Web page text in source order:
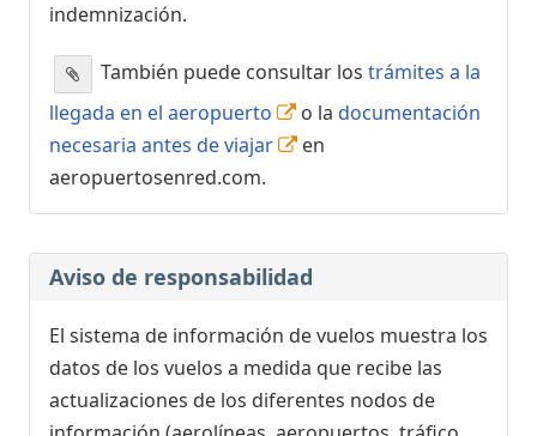
indemnización.
También puede consultar los trámites a la
llegada en el aeropuerto
o la documentación
necesaria antes de viajar
en
aeropuertosenred.com.
Aviso de responsabilidad
El sistema de información de vuelos muestra los
datos de los vuelos a medida que recibe las
actualizaciones de los diferentes nodos de